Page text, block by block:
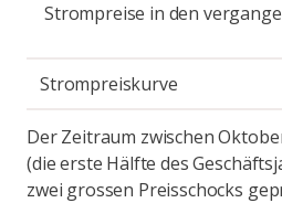
Strompreise in den
Strompreiskurve
Der Zeitraum zwischen
(die erste Hälfte des
zwei grossen Preisschocks